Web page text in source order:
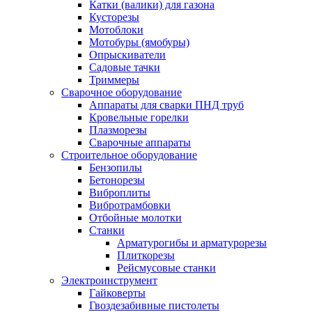
Катки (валики) для газона
Кусторезы
Мотоблоки
Мотобуры (ямобуры)
Опрыскиватели
Садовые тачки
Триммеры
Сварочное оборудование
Аппараты для сварки ПНД труб
Кровельные горелки
Плазморезы
Сварочные аппараты
Строительное оборудование
Бензопилы
Бетонорезы
Виброплиты
Вибротрамбовки
Отбойные молотки
Станки
Арматурогибы и арматурорезы
Плиткорезы
Рейсмусовые станки
Электроинструмент
Гайковерты
Гвоздезабивные пистолеты